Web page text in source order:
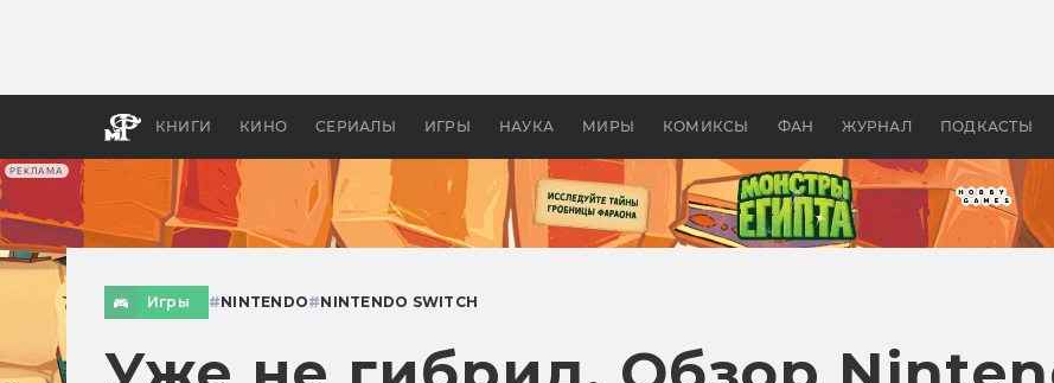
РЕКЛАМА
КНИГИ КИНО СЕРИАЛЫ ИГРЫ НАУКА МИРЫ КОМИКСЫ ФАН ЖУРНАЛ ПОДКАСТЫ
апокалипсис, в России —
бы «Властелина колец»
Игры #NINTENDO#NINTENDO SWITCH